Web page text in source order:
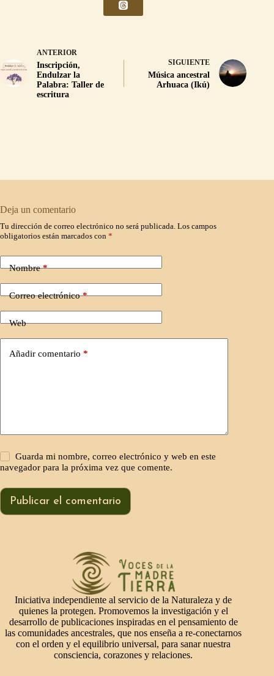
ANTERIOR
Inscripción,
Endulzar la
Palabra: Taller de
escritura
SIGUIENTE
Música ancestral
Arhuaca (Ikú)
Deja un comentario
Tu dirección de correo electrónico no será publicada. Los campos
obligatorios están marcados con *
Nombre*
Correo electrónico*
Web
Añadir comentario *
Guarda mi nombre, correo electrónico y web en este
navegador para la próxima vez que comente.
Publicar el comentario
Iniciativa independiente al servicio de la Naturaleza y de
quienes la protegen. Promovemos la investigación y el
desarrollo de publicaciones inspiradas en el pensamiento de
las comunidades ancestrales, que nos enseña a re-conectarnos
con el orden y el equilibrio universal, para sanar nuestra
consciencia, corazones y relaciones.